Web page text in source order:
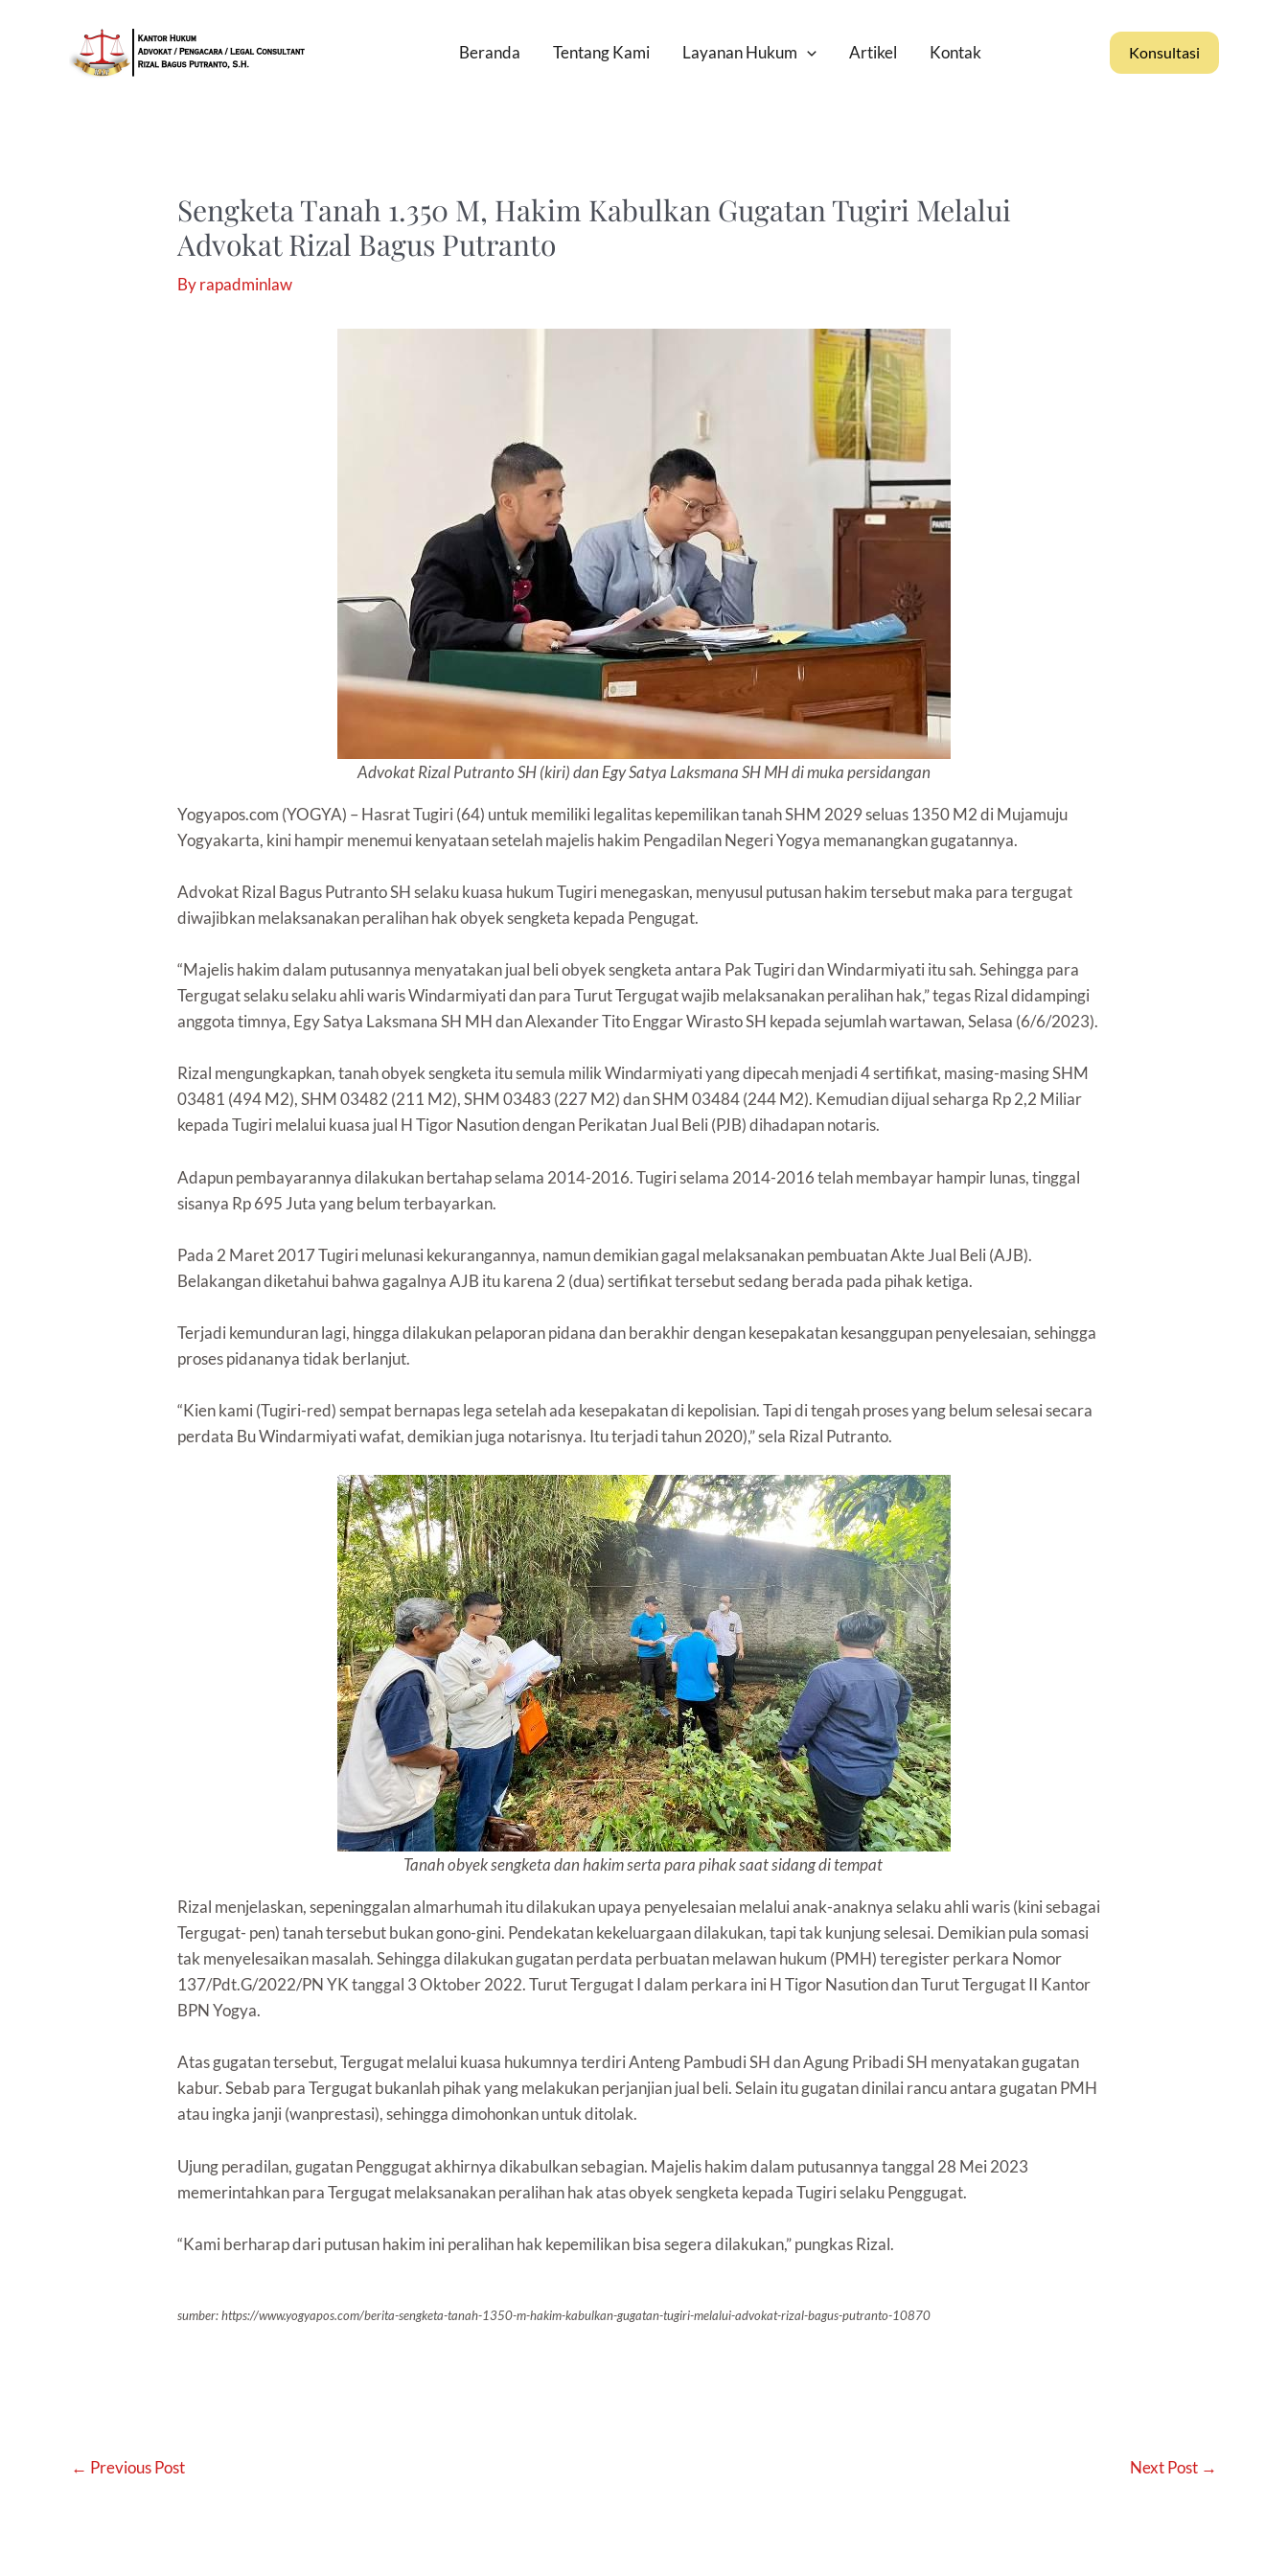
Beranda Tentang Kami Layanan Hukum Artikel Kontak Konsultasi
Sengketa Tanah 1.350 M, Hakim Kabulkan Gugatan Tugiri Melalui
Advokat Rizal Bagus Putranto
Byrapadminlaw
Advokat Rizal Putranto SH (kiri) dan Egy Satya Laksmana SH MH di muka persidangan
Yogyapos.com (YOGYA) – Hasrat Tugiri (64) untuk memiliki legalitas kepemilikan tanah SHM 2029 seluas 1350 M2 di Mujamuju
Yogyakarta, kini hampir menemui kenyataan setelah majelis hakim Pengadilan Negeri Yogya memanangkan gugatannya.
Advokat Rizal Bagus Putranto SH selaku kuasa hukum Tugiri menegaskan, menyusul putusan hakim tersebut maka para tergugat
diwajibkan melaksanakan peralihan hak obyek sengketa kepada Pengugat.
“Majelis hakim dalam putusannya menyatakan jual beli obyek sengketa antara Pak Tugiri dan Windarmiyati itu sah. Sehingga para
Tergugat selaku selaku ahli waris Windarmiyati dan para Turut Tergugat wajib melaksanakan peralihan hak,” tegas Rizal didampingi
anggota timnya, Egy Satya Laksmana SH MH dan Alexander Tito Enggar Wirasto SH kepada sejumlah wartawan, Selasa (6/6/2023).
Rizal mengungkapkan, tanah obyek sengketa itu semula milik Windarmiyati yang dipecah menjadi 4 sertifikat, masing-masing SHM
03481 (494 M2), SHM 03482 (211 M2), SHM 03483 (227 M2) dan SHM 03484 (244 M2). Kemudian dijual seharga Rp 2,2 Miliar
kepada Tugiri melalui kuasa jual H Tigor Nasution dengan Perikatan Jual Beli (PJB) dihadapan notaris.
Adapun pembayarannya dilakukan bertahap selama 2014-2016. Tugiri selama 2014-2016 telah membayar hampir lunas, tinggal
sisanya Rp 695 Juta yang belum terbayarkan.
Pada 2 Maret 2017 Tugiri melunasi kekurangannya, namun demikian gagal melaksanakan pembuatan Akte Jual Beli (AJB).
Belakangan diketahui bahwa gagalnya AJB itu karena 2 (dua) sertifikat tersebut sedang berada pada pihak ketiga.
Terjadi kemunduran lagi, hingga dilakukan pelaporan pidana dan berakhir dengan kesepakatan kesanggupan penyelesaian, sehingga
proses pidananya tidak berlanjut.
“Kien kami (Tugiri-red) sempat bernapas lega setelah ada kesepakatan di kepolisian. Tapi di tengah proses yang belum selesai secara
perdata Bu Windarmiyati wafat, demikian juga notarisnya. Itu terjadi tahun 2020),” sela Rizal Putranto.
Tanah obyek sengketa dan hakim serta para pihak saat sidang di tempat
Rizal menjelaskan, sepeninggalan almarhumah itu dilakukan upaya penyelesaian melalui anak-anaknya selaku ahli waris (kini sebagai
Tergugat- pen) tanah tersebut bukan gono-gini. Pendekatan kekeluargaan dilakukan, tapi tak kunjung selesai. Demikian pula somasi
tak menyelesaikan masalah. Sehingga dilakukan gugatan perdata perbuatan melawan hukum (PMH) teregister perkara Nomor
137/Pdt.G/2022/PN YK tanggal 3 Oktober 2022. Turut Tergugat I dalam perkara ini H Tigor Nasution dan Turut Tergugat II Kantor
BPN Yogya.
Atas gugatan tersebut, Tergugat melalui kuasa hukumnya terdiri Anteng Pambudi SH dan Agung Pribadi SH menyatakan gugatan
kabur. Sebab para Tergugat bukanlah pihak yang melakukan perjanjian jual beli. Selain itu gugatan dinilai rancu antara gugatan PMH
atau ingka janji (wanprestasi), sehingga dimohonkan untuk ditolak.
Ujung peradilan, gugatan Penggugat akhirnya dikabulkan sebagian. Majelis hakim dalam putusannya tanggal 28 Mei 2023
memerintahkan para Tergugat melaksanakan peralihan hak atas obyek sengketa kepada Tugiri selaku Penggugat.
“Kami berharap dari putusan hakim ini peralihan hak kepemilikan bisa segera dilakukan,” pungkas Rizal.
sumber: https://www.yogyapos.com/berita-sengketa-tanah-1350-m-hakim-kabulkan-gugatan-tugiri-melalui-advokat-rizal-bagus-putranto-10870
navigation
← Previous Post Next Post →